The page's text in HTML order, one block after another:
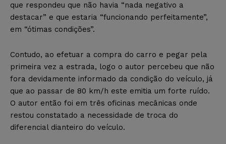
que respondeu que não havia “nada negativo a
destacar” e que estaria “funcionando perfeitamente”,
em “ótimas condições”.
Contudo, ao efetuar a compra do carro e pegar pela
primeira vez a estrada, logo o autor percebeu que não
fora devidamente informado da condição do veículo, já
que ao passar de 80 km/h este emitia um forte ruído.
O autor então foi em três oficinas mecânicas onde
restou constatado a necessidade de troca do
diferencial dianteiro do veículo.